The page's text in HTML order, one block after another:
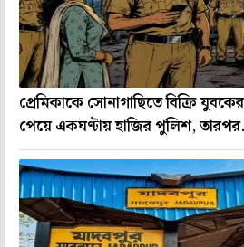
প্রেমিকাকে সোনাগাছিতে বিক্রি
পেয়ে একঘণ্টায় হাজির পুলিশ,